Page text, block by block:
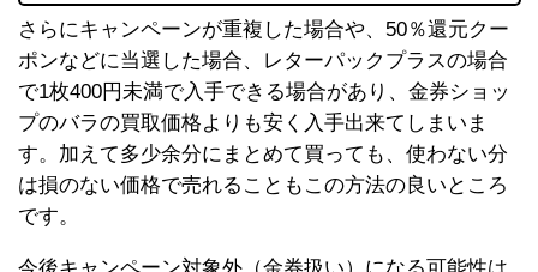
さらにキャンペーンが重複した場合や、50％還元クー
ポンなどに当選した場合、レターパックプラスの場合
で1枚400円未満で入手できる場合があり、金券ショッ
プのバラの買取価格よりも安く入手出来てしまいま
す。加えて多少余分にまとめて買っても、使わない分
は損のない価格で売れることもこの方法の良いところ
です。